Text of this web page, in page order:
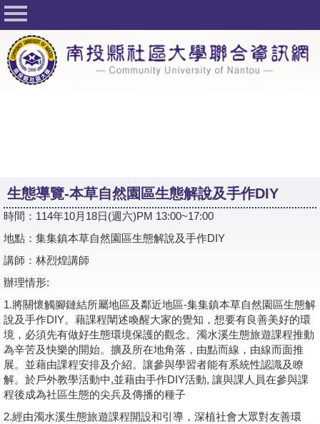
回首頁
關於社大
公佈欄
課程一覽表
志工與社團
社大學習Q&A
友站連結
網路選課
學員專區
教師專區
生態導覽-本草自然園區生態解說及手作DIY
時間：114年10月18日(週六)PM 13:00~17:00
地點：集集鎮本草自然園區生態解說及手作DIY
講師：林烈煌講師
辦理情形:
1.將關懷觸腳鏈結所屬地區及鄰近地區-集集鎮本草自然園區生態解
說及手作DIY。藉課程闡述喚醒大家的覺知，想要有良善美好的環
境，必須先有做好生態環境保護的觀念。濁水溪生態旅遊課程推動
為辛苦及快樂的開始。擴及所在地角落，由點而線，由線而面推
展。並藉由課程安排及介紹。讓參與學習者能有系統性認識及瞭
解。於戶外教學活動中,並藉由手作DIY活動, 讓與課人員在參與課
程後成為社區生態的尖兵及傳播的種子
2.經由濁水溪生態旅遊課程開設和引導，深植社會大眾對友善環